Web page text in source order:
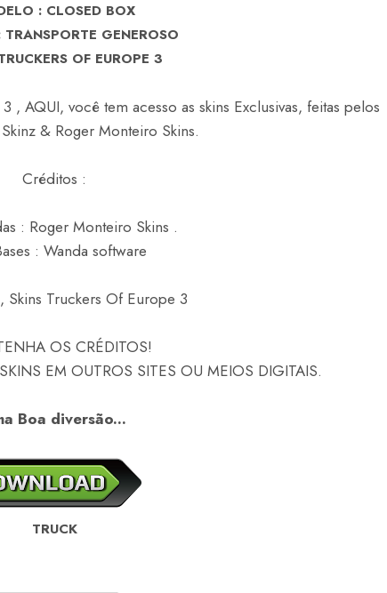
: CLOSED BOX
TRANSPORTE GENEROSO
OF EUROPE 3
AQUI, você tem acesso as skins Exclusivas, feitas pelos
& Roger Monteiro Skins.
Créditos :
: Roger Monteiro Skins .
: Wanda software
Skins Truckers Of Europe 3
OS CRÉDITOS!
EM OUTROS SITES OU MEIOS DIGITAIS.
Boa diversão...
TRUCK